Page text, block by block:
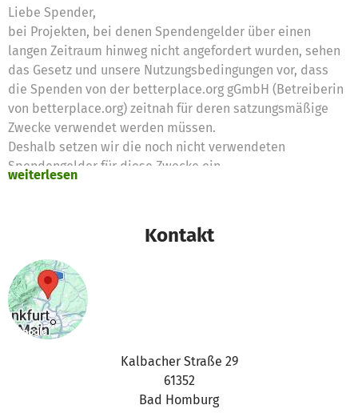
Liebe Spender,
bei Projekten, bei denen Spendengelder über einen
langen Zeitraum hinweg nicht angefordert wurden, sehen
das Gesetz und unsere Nutzungsbedingungen vor, dass
die Spenden von der betterplace.org gGmbH (Betreiberin
von betterplace.org) zeitnah für deren satzungsmäßige
Zwecke verwendet werden müssen.
Deshalb setzen wir die noch nicht verwendeten
Spendengelder für diese Zwecke ein
weiterlesen
Kontakt
Kalbacher Straße 29
61352
Bad Homburg